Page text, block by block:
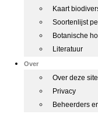
Kaart
Soortenlijst
Botanische
Literatuur
Over
Over deze site
Privacy
Beheerders